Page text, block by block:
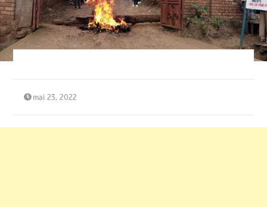
mai 23, 2022